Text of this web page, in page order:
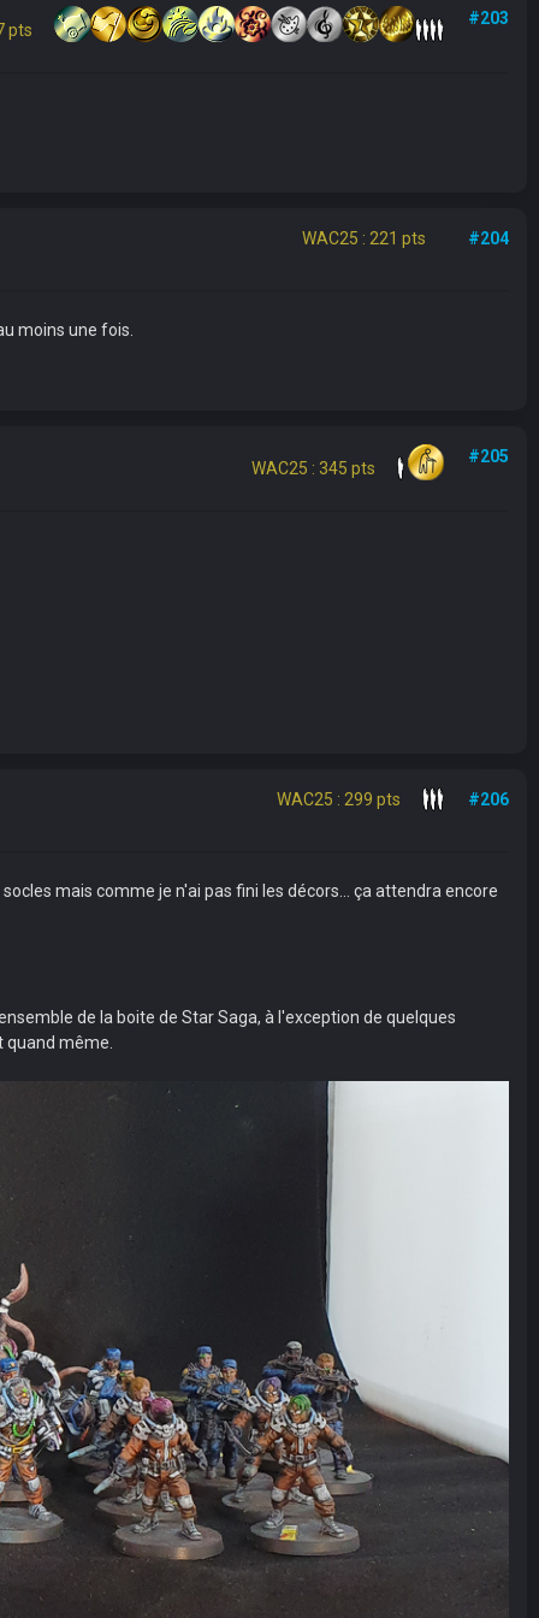
pts
#203
WAC25 : 221 pts #204
moins une fois.
WAC25 : 345 pts
#205
WAC25 : 299 pts #206
mais comme je n'ai pas fini les décors... ça attendra encore
de la boite de Star Saga, à l'exception de quelques
quand même.